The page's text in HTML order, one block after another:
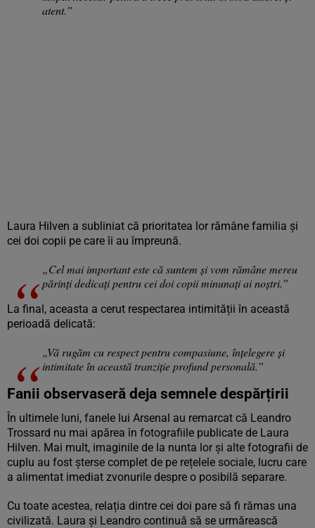
atent.”
Laura Hilven a subliniat că prioritatea lor rămâne familia și
cei doi copii pe care îi au împreună.
„Cel mai important este că suntem și vom rămâne mereu
părinți dedicați pentru cei doi copii minunați ai noștri.”
La final, aceasta a cerut respectarea intimității în această
perioadă delicată:
„Vă rugăm cu respect pentru compasiune, înțelegere și
intimitate în această tranziție profund personală.”
Fanii observaseră deja semnele despărțirii
În ultimele luni, fanele lui Arsenal au remarcat că Leandro
Trossard nu mai apărea în fotografiile publicate de Laura
Hilven. Mai mult, imaginile de la nunta lor și alte fotografii de
cuplu au fost șterse complet de pe rețelele sociale, lucru care
a alimentat imediat zvonurile despre o posibilă separare.
Cu toate acestea, relația dintre cei doi pare să fi rămas una
civilizată. Laura și Leandro continuă să se urmărească